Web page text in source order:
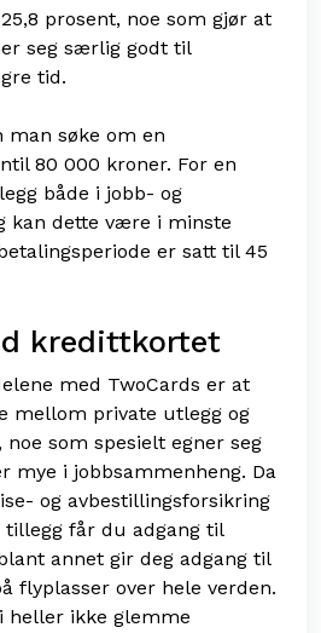
prosent, noe som gjør at
seg særlig godt til
tid.
man søke om en
80 000 kroner. For en
både i jobb- og
kan dette være i minste
er satt til 45
kredittkortet
med TwoCards er at
mellom private utlegg og
som spesielt egner seg
mye i jobbsammenheng. Da
og avbestillingsforsikring
får du adgang til
annet gir deg adgang til
flyplasser over hele verden.
heller ikke glemme